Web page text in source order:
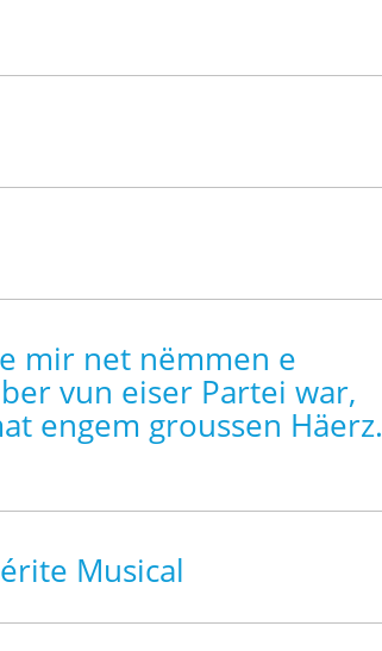
mir net nëmmen e
vun eiser Partei war,
engem groussen Häerz.
Musical